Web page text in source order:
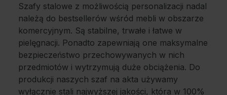
Szafy stalowe z możliwością personalizacji nadal
należą do bestsellerów wśród mebli w obszarze
komercyjnym. Są stabilne, trwałe i łatwe w
pielęgnacji. Ponadto zapewniają one maksymalne
bezpieczeństwo przechowywanych w nich
przedmiotów i wytrzymują duże obciążenia. Do
produkcji naszych szaf na akta używamy
wyłącznie stali najwyższej jakości, która w 100%